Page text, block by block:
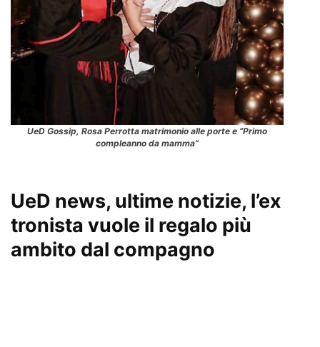
UeD Gossip, Rosa Perrotta matrimonio alle porte e “Primo
compleanno da mamma”
UeD news, ultime notizie, l’ex
tronista vuole il regalo più
ambito dal compagno